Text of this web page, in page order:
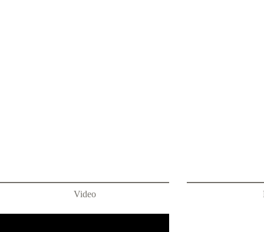
Video